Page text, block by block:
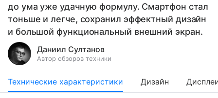
до ума уже удачную формулу. Смартфон стал
тоньше и легче, сохранил эффектный дизайн
и большой функциональный внешний экран.
Даниил Султанов
Автор обзоров техники
Технические характеристики Дизайн